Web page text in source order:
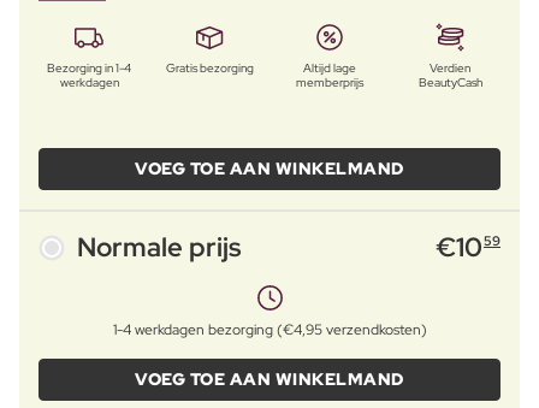
Bezorging in 1-4
werkdagen
Gratis bezorging
Altijd lage
memberprijs
Verdien
BeautyCash
VOEG TOE AAN WINKELMAND
Normale prijs €1059
1-4 werkdagen bezorging (€4,95 verzendkosten)
VOEG TOE AAN WINKELMAND